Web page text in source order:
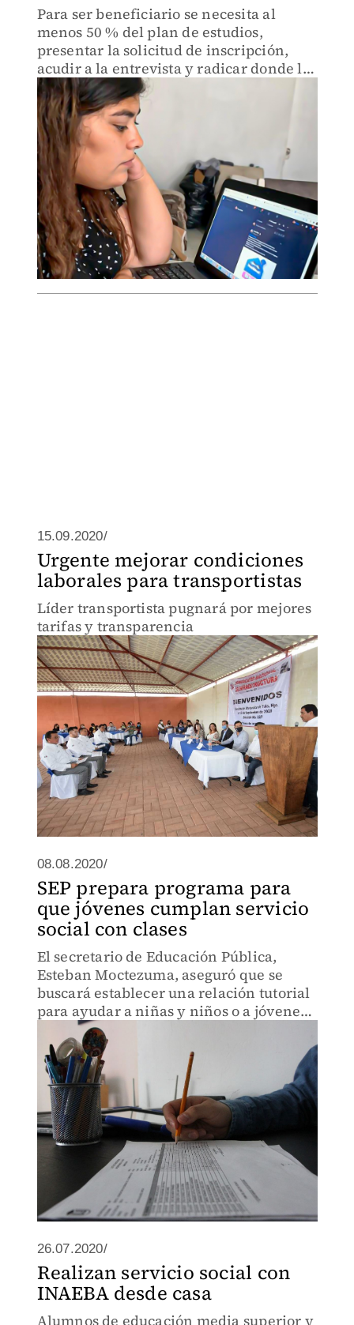
Para ser beneficiario se necesita al
menos 50 % del plan de estudios,
presentar la solicitud de inscripción,
acudir a la entrevista y radicar donde lo
realizarán.
15.09.2020/
Urgente mejorar condiciones
laborales para transportistas
Líder transportista pugnará por mejores
tarifas y transparencia
08.08.2020/
SEP prepara programa para
que jóvenes cumplan servicio
social con clases
El secretario de Educación Pública,
Esteban Moctezuma, aseguró que se
buscará establecer una relación tutorial
para ayudar a niñas y niños o a jóvenes
a estudiar matemáticas, física, química,
entre otras.
26.07.2020/
Realizan servicio social con
INAEBA desde casa
Alumnos de educación media superior y